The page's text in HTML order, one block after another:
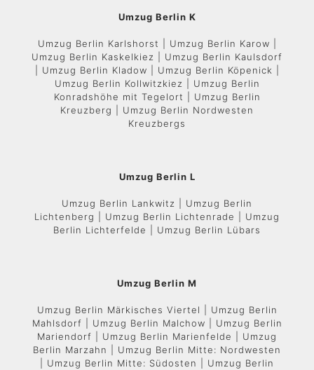
Umzug Berlin K
Umzug Berlin Karlshorst | Umzug Berlin Karow |
Umzug Berlin Kaskelkiez | Umzug Berlin Kaulsdorf
| Umzug Berlin Kladow | Umzug Berlin Köpenick |
Umzug Berlin Kollwitzkiez | Umzug Berlin
Konradshöhe mit Tegelort | Umzug Berlin
Kreuzberg | Umzug Berlin Nordwesten
Kreuzbergs
Umzug Berlin L
Umzug Berlin Lankwitz | Umzug Berlin
Lichtenberg | Umzug Berlin Lichtenrade | Umzug
Berlin Lichterfelde | Umzug Berlin Lübars
Umzug Berlin M
Umzug Berlin Märkisches Viertel | Umzug Berlin
Mahlsdorf | Umzug Berlin Malchow | Umzug Berlin
Mariendorf | Umzug Berlin Marienfelde | Umzug
Berlin Marzahn | Umzug Berlin Mitte: Nordwesten
| Umzug Berlin Mitte: Südosten | Umzug Berlin